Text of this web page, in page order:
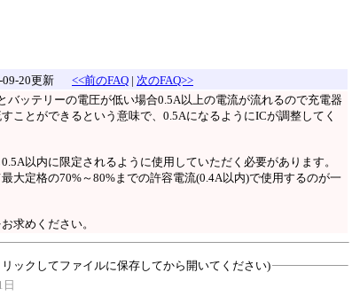
09-20更新 <<前のFAQ | 次のFAQ>>
ッテリーの電圧が低い場合0.5A以上の電流が流れるので充電器
ことができるという意味で、0.5AになるようにICが調整してく
以内に限定されるように使用していただく必要があります。
大定格の70%～80%までの許容電流(0.4A以内)で使用するのが一
求めください。
ックしてファイルに保存してから開いてください)